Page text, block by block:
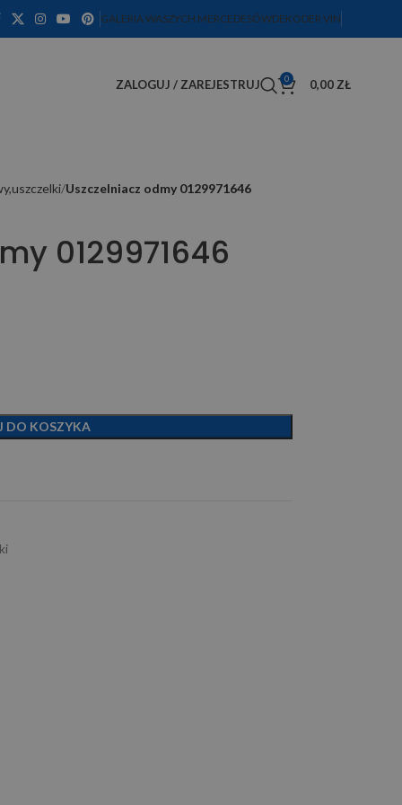
GALERIA WASZYCH MERCEDESÓWDEKODER VIN
ZALOGUJ / ZAREJESTRUJ 0 0,00 ZŁ
Uszczelniacz odmy 0129971646
0129971646
DO KOSZYKA